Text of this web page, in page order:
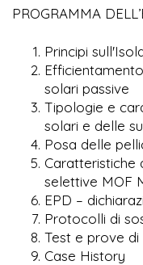
PROGRAMMA
Principi
solari passive
Tipologie e
solari e delle
Posa delle
Caratteristiche
selettive MOF
EPD –
Protocolli di
Test e prove
Case History